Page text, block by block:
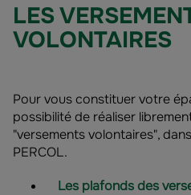
LES
VOLONTAIRES
Pour vous constituer votre
possibilité de réaliser
"versements volontaires",
PERCOL.
Les plafonds des